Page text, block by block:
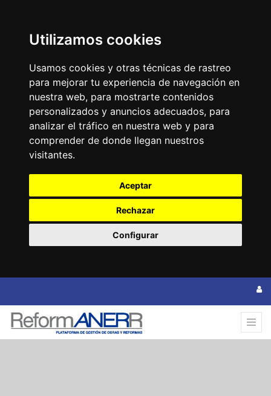
Utilizamos cookies
Usamos cookies y otras técnicas de rastreo
para mejorar tu experiencia de navegación en
nuestra web, para mostrarte contenidos
personalizados y anuncios adecuados, para
analizar el tráfico en nuestra web y para
comprender de donde llegan nuestros
visitantes.
Aceptar
Rechazar
Configurar